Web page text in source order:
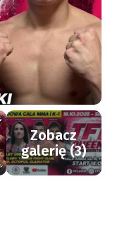
Zobacz
galerię (3)